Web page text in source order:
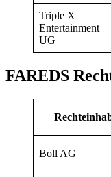
Triple X
Entertainment
UG
FAREDS
Boll AG